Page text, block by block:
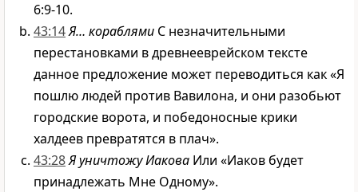
6:9-10.
43:14Я… кораблями С незначительными
перестановками в древнееврейском тексте
данное предложение может переводиться как «Я
пошлю людей против Вавилона, и они разобьют
городские ворота, и победоносные крики
халдеев превратятся в плач».
43:28Я уничтожу Иакова Или «Иаков будет
принадлежать Мне Одному».